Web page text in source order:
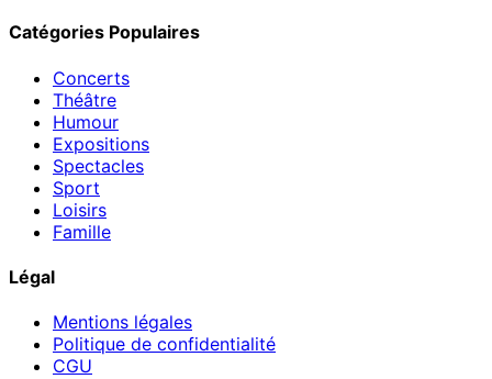
Catégories Populaires
Concerts
Théâtre
Humour
Expositions
Spectacles
Sport
Loisirs
Famille
Légal
Mentions légales
Politique de confidentialité
CGU